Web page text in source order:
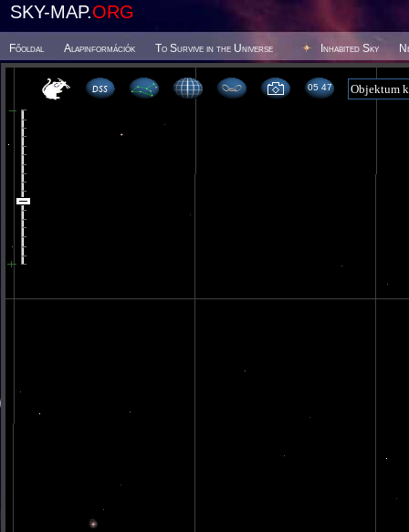
SKY-MAP.ORG
Főoldal Alapinformációk To Survive in the Universe Inhabited Sky
05:47